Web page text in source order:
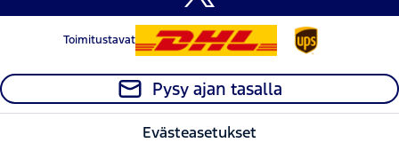
Toimitustavat
Pysy ajan tasalla
Evästeasetukset